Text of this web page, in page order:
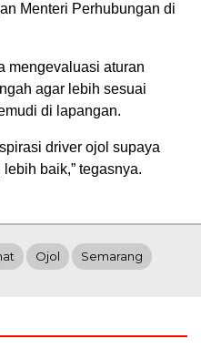
Menteri Perhubungan di
mengevaluasi aturan
agar lebih sesuai
di lapangan.
driver ojol supaya
baik,” tegasnya.
Ojol Semarang